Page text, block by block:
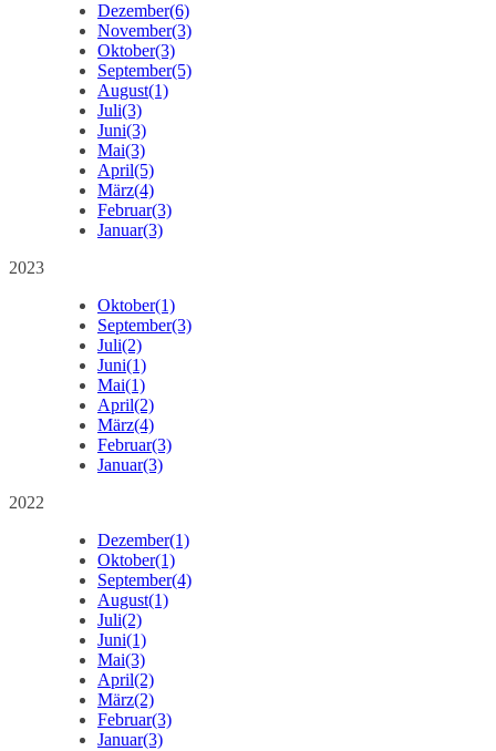
Dezember(6)
November(3)
Oktober(3)
September(5)
August(1)
Juli(3)
Juni(3)
Mai(3)
April(5)
März(4)
Februar(3)
Januar(3)
2023
Oktober(1)
September(3)
Juli(2)
Juni(1)
Mai(1)
April(2)
März(4)
Februar(3)
Januar(3)
2022
Dezember(1)
Oktober(1)
September(4)
August(1)
Juli(2)
Juni(1)
Mai(3)
April(2)
März(2)
Februar(3)
Januar(3)